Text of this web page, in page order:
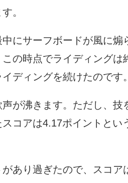
。
にサーフボードが風に煽
の時点でライディングは
ディングを続けたのです。
が沸きます。ただし、技
コアは4.17ポイントとい
あり過ぎたので、スコア